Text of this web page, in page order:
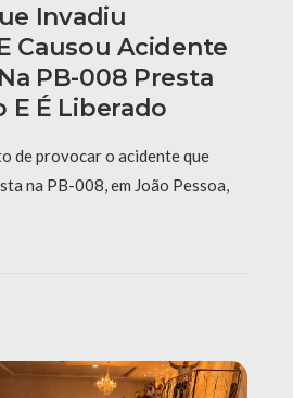
Invadiu
Causou Acidente
PB-008 Presta
E É Liberado
de provocar o acidente que
na PB-008, em João Pessoa,